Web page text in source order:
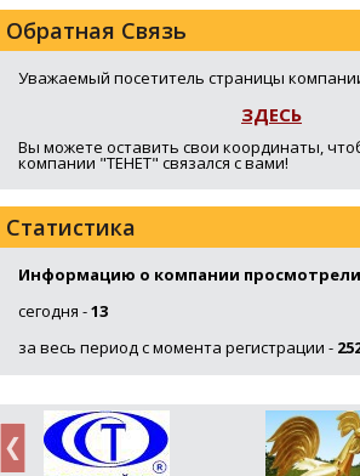
Обратная Связь
Уважаемый посетитель страницы
ЗДЕСЬ
Вы можете оставить свои координаты,
компании "ТЕНЕТ" связался с вами!
Статистика
Информацию о компании
сегодня -13
за весь период с момента регистрации -